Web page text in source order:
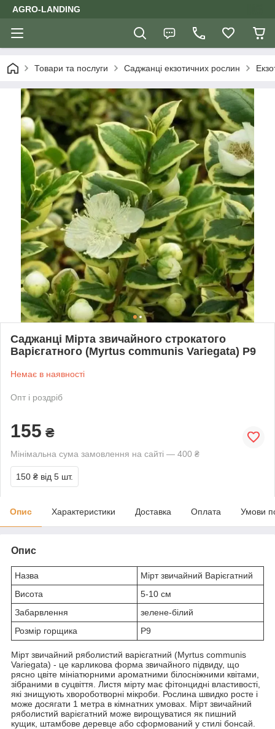
AGRO-LANDING
Товари та послуги Саджанці екзотичних рослин
Саджанці Мірта звичайного строкатого
Варієгатного (Myrtus communis Variegata) P9
Немає в наявності
Опт і роздріб
155 ₴
Мінімальна сума замовлення на сайті — 400 ₴
150 ₴ від 5 шт.
Опис Характеристики Доставка Оплата Умови
Опис
Назва
Мірт звичайний Варієгатний
Висота
5-10 см
Забарвлення
зелене-білий
Розмір горщика
Р9
Мірт звичайний ряболистий варієгатний (Myrtus communis
Variegata) - це карликова форма звичайного підвиду, що
рясно цвіте мініатюрними ароматними білосніжними квітами,
зібраними в суцвіття. Листя мірту має фітонцидні властивості,
які знищують хвороботворні мікроби. Рослина швидко росте і
може досягати 1 метра в кімнатних умовах. Мірт звичайний
ряболистий варієгатний може вирощуватися як пишний
кущик, штамбове деревце або сформований у стилі бонсай.